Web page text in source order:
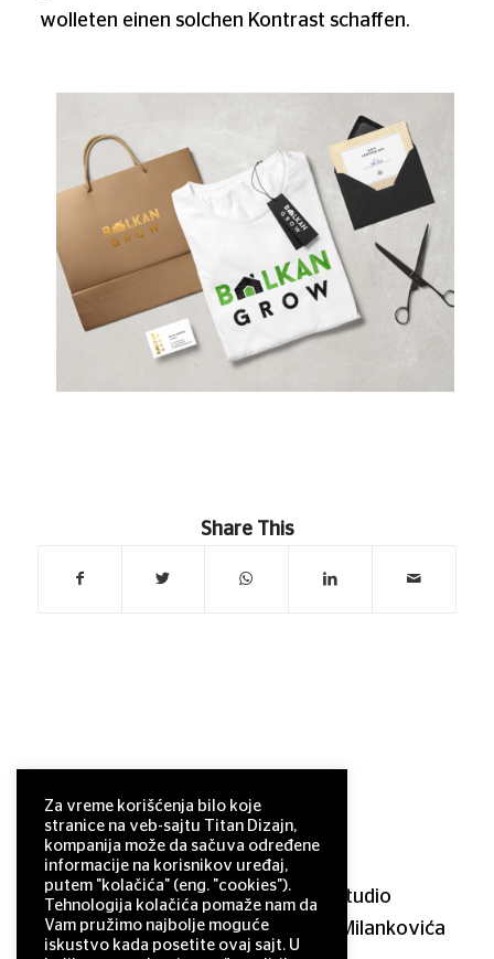
wolleten einen solchen Kontrast schaffen.
Share This
© 2011–2025 Titan Design studio
11 000 Belgrade, Serbia, Milutina Milankovića
Za vreme korišćenja bilo koje
stranice na veb-sajtu Titan Dizajn,
kompanija može da sačuva određene
informacije na korisnikov uređaj,
putem "kolačića" (eng. "cookies").
Tehnologija kolačića pomaže nam da
Vam pružimo najbolje moguće
iskustvo kada posetite ovaj sajt. U